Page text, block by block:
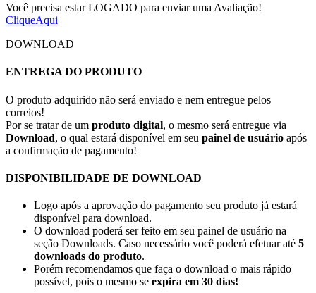
Você precisa estar LOGADO para enviar uma Avaliação!
CliqueAqui
DOWNLOAD
ENTREGA DO PRODUTO
O produto adquirido não será enviado e nem entregue pelos
correios!
Por se tratar de um produto digital, o mesmo será entregue via
Download, o qual estará disponível em seu painel de usuário após
a confirmação de pagamento!
DISPONIBILIDADE DE DOWNLOAD
Logo após a aprovação do pagamento seu produto já estará
disponível para download.
O download poderá ser feito em seu painel de usuário na
seção Downloads. Caso necessário você poderá efetuar até 5
downloads do produto.
Porém recomendamos que faça o download o mais rápido
possível, pois o mesmo se expira em 30 dias!